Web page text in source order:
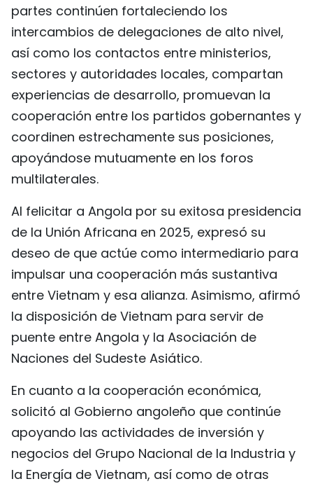
partes continúen fortaleciendo los
intercambios de delegaciones de alto nivel,
así como los contactos entre ministerios,
sectores y autoridades locales, compartan
experiencias de desarrollo, promuevan la
cooperación entre los partidos gobernantes y
coordinen estrechamente sus posiciones,
apoyándose mutuamente en los foros
multilaterales.
Al felicitar a Angola por su exitosa presidencia
de la Unión Africana en 2025, expresó su
deseo de que actúe como intermediario para
impulsar una cooperación más sustantiva
entre Vietnam y esa alianza. Asimismo, afirmó
la disposición de Vietnam para servir de
puente entre Angola y la Asociación de
Naciones del Sudeste Asiático.
En cuanto a la cooperación económica,
solicitó al Gobierno angoleño que continúe
apoyando las actividades de inversión y
negocios del Grupo Nacional de la Industria y
la Energía de Vietnam, así como de otras